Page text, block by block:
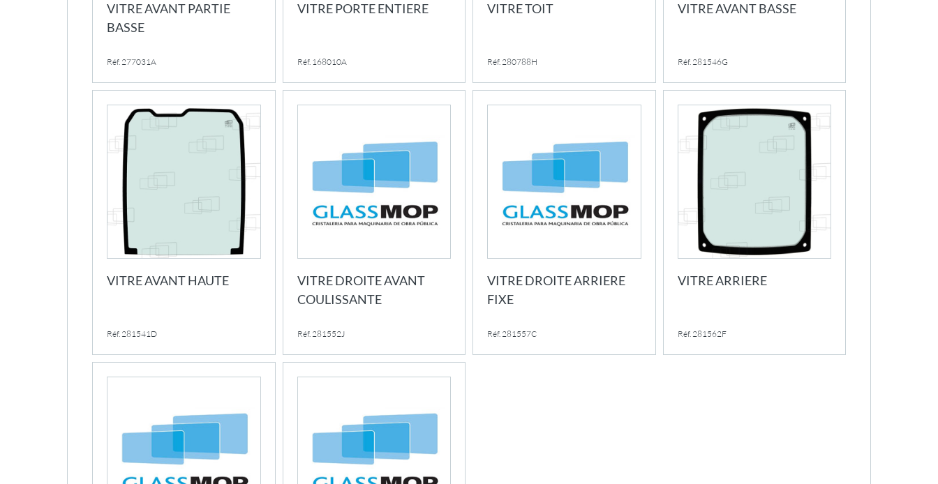
VITRE AVANT PARTIE
BASSE
Réf. 277031A
VITRE PORTE ENTIERE
Réf. 168010A
VITRE TOIT
Réf. 280788H
VITRE AVANT BASSE
Réf. 281546G
VITRE AVANT HAUTE
Réf. 281541D
VITRE DROITE AVANT
COULISSANTE
Réf. 281552J
VITRE DROITE ARRIERE
FIXE
Réf. 281557C
VITRE ARRIERE
Réf. 281562F